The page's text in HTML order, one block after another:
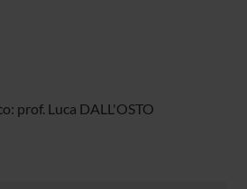
prof. Luca DALL'OSTO